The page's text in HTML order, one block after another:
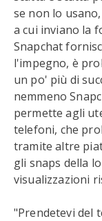
se non lo
a cui inviano la
Snapchat
l'impegno, è
un po' più di
nemmeno
permette agli
telefoni, che
tramite altre
gli snaps della
visualizzazioni
"Prendetevi del